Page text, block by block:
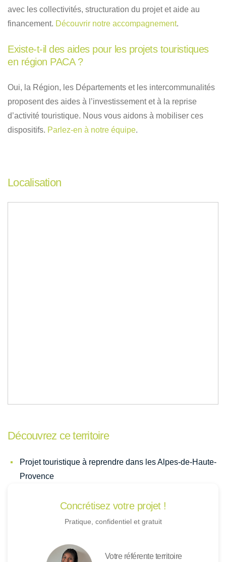
avec les collectivités, structuration du projet et aide au
financement. Découvrir notre accompagnement.
Existe-t-il des aides pour les projets touristiques
en région PACA ?
Oui, la Région, les Départements et les intercommunalités
proposent des aides à l’investissement et à la reprise
d’activité touristique. Nous vous aidons à mobiliser ces
dispositifs. Parlez-en à notre équipe.
Localisation
Découvrez ce territoire
Projet touristique à reprendre dans les Alpes-de-Haute-
Provence
Concrétisez votre projet !
Pratique, confidentiel et gratuit
Votre référente territoire